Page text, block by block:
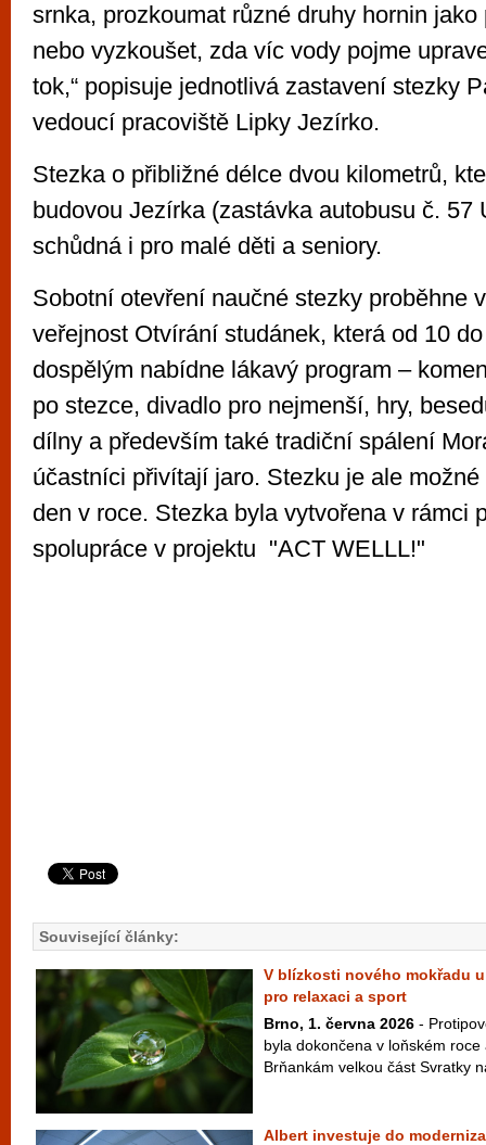
srnka, prozkoumat různé druhy hornin
nebo vyzkoušet, zda víc vody pojme
tok,“ popisuje jednotlivá zastavení stezky
vedoucí pracoviště Lipky Jezírko.
Stezka o přibližné délce dvou kilometrů,
budovou Jezírka (zastávka autobusu č. 57
schůdná i pro malé děti a seniory.
Sobotní otevření naučné stezky proběhne
veřejnost Otvírání studánek, která od 10
dospělým nabídne lákavý program –
po stezce, divadlo pro nejmenší, hry,
dílny a především také tradiční spálení
účastníci přivítají jaro. Stezku je ale
den v roce. Stezka byla vytvořena v rámci
spolupráce v projektu "ACT WELLL!"
Související články:
V blízkosti nového mokřadu
pro relaxaci a sport
Brno, 1. června 2026 -
byla dokončena v loňském
Brňankám velkou část Svratky
Albert investuje do